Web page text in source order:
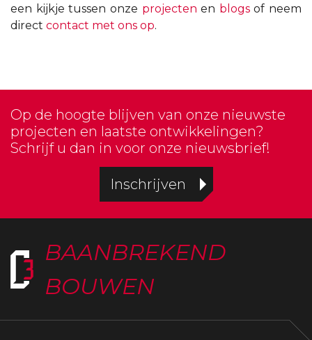
een kijkje tussen onze projecten en blogsof neem
direct contact met ons op.
Op de hoogte blijven van onze nieuwste
projecten en laatste ontwikkelingen?
Schrijf u dan in voor onze nieuwsbrief!
Inschrijven
BAANBREKEND
BOUWEN